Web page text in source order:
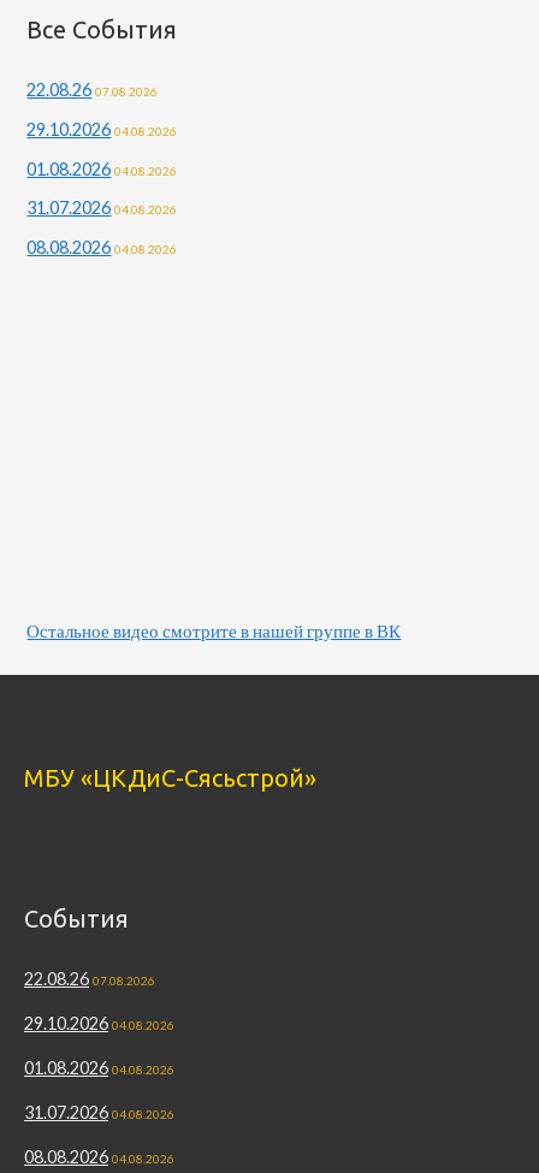
Все События
22.08.26 07.08.2026
29.10.2026 04.08.2026
01.08.2026 04.08.2026
31.07.2026 04.08.2026
08.08.2026 04.08.2026
Остальное видео смотрите в нашей группе в ВК
МБУ «ЦКДиС-Сясьстрой»
События
22.08.26 07.08.2026
29.10.2026 04.08.2026
01.08.2026 04.08.2026
31.07.2026 04.08.2026
08.08.2026 04.08.2026